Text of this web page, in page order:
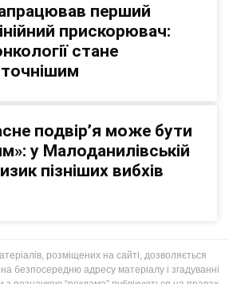
перший
прискорювач:
стане
подвір’я може бути
у Малоданилівській
пізніших вибхів
розміщених на сайті, дозволяється
безпосередню адресу матеріалу і згадуванні